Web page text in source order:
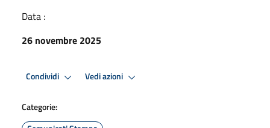
Data :
26 novembre 2025
Condividi Vedi azioni
Categorie: